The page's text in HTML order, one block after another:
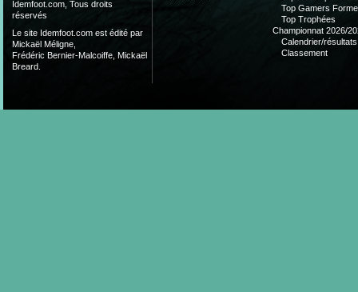
Idemfoot.com, Tous droits
réservés
Le site Idemfoot.com est édité par
Mickaël Méligne,
Frédéric Bernier-Malcoiffe, Mickaël
Breard.
Top Gamers Forme
Top Trophées
Championnat 2026/
Calendrier/résultats
Classement